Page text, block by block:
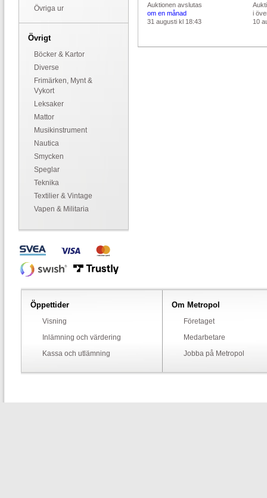
Övriga ur
Övrigt
Böcker & Kartor
Diverse
Frimärken, Mynt &
Vykort
Leksaker
Mattor
Musikinstrument
Nautica
Smycken
Speglar
Teknika
Textilier & Vintage
Vapen & Militaria
Auktionen avslutas
om en månad
31 augusti kl 18:43
i
10
Öppettider
Visning
Inlämning och värdering
Kassa och utlämning
Om Metropol
Företaget
Medarbetare
Jobba på Metropol